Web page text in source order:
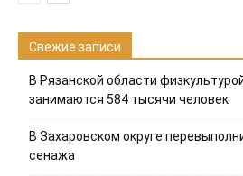
Свежие записи
В Рязанской области
занимаются 584 тысячи человек
В Захаровском округе
сенажа